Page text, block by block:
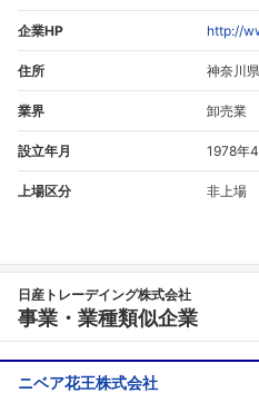
企業HP http://
住所 神奈川
業界 卸売業
設立年月 1978年
上場区分 非上場
日産トレーデイング株式会社
事業・業種類似企業
ニベア花王株式会社